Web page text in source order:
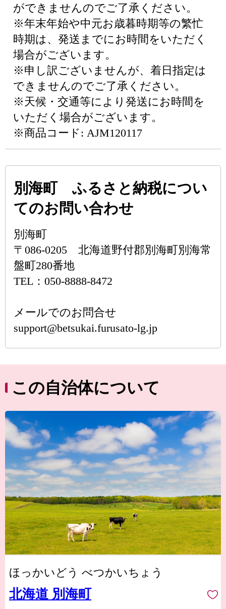
ができませんのでご了承ください。
※年末年始や中元お歳暮時期等の繁忙
時期は、発送までにお時間をいただく
場合がございます。
※申し訳ございませんが、着日指定は
できませんのでご了承ください。
※天候・交通等により発送にお時間を
いただく場合がございます。
※商品コード: AJM120117
別海町 ふるさと納税につい
てのお問い合わせ
別海町
〒086-0205 北海道野付郡別海町別海常
盤町280番地
TEL：050-8888-8472
メールでのお問合せ
support@betsukai.furusato-lg.jp
この自治体について
ほっかいどう べつかいちょう
北海道 別海町